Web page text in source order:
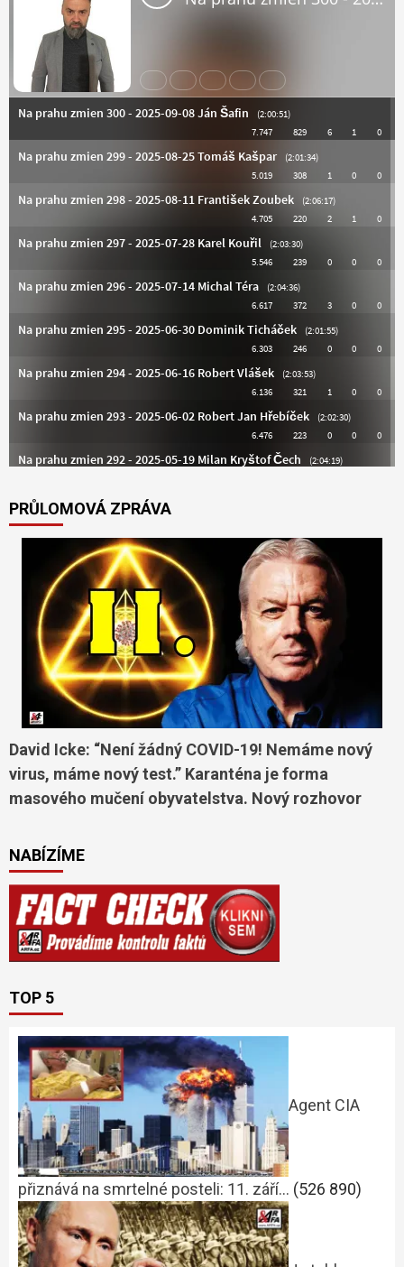
PRŮLOMOVÁ ZPRÁVA
David Icke: “Není žádný COVID-19! Nemáme nový
virus, máme nový test.” Karanténa je forma
masového mučení obyvatelstva. Nový rozhovor
NABÍZÍME
TOP 5
Agent CIA
přiznává na smrtelné posteli: 11. září… (526 890)